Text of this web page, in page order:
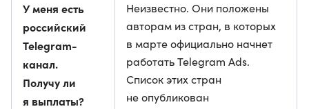
У меня есть
российский
Telegram-
канал.
Получу ли
я выплаты?
Неизвестно. Они положены
авторам из стран, в которых
в марте официально начнет
работать Telegram Ads.
Список этих стран
не опубликован